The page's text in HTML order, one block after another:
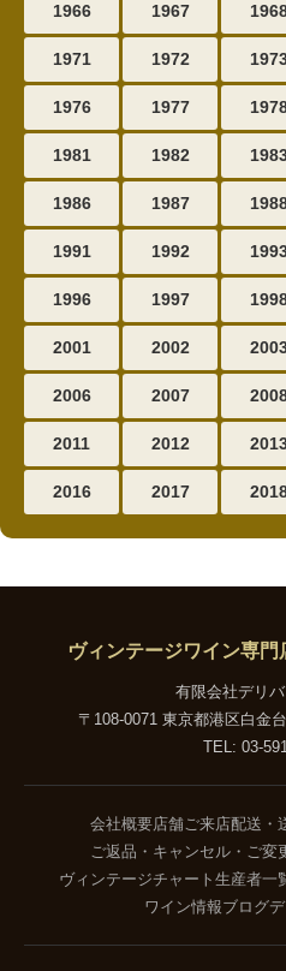
1966 1967
1971 1972
1976 1977
1981 1982
1986 1987
1991 1992
1996 1997
2001 2002
2006 2007
2011 2012
2016 2017
ヴィンテージワイン専門
有限会社デリ
〒108-0071 東京都港区白金
TEL: 03-
会社概要店舗ご来店配送・
ご返品・キャンセル・ご変
ヴィンテージチャート 生産者一
ワイン情報ブログ